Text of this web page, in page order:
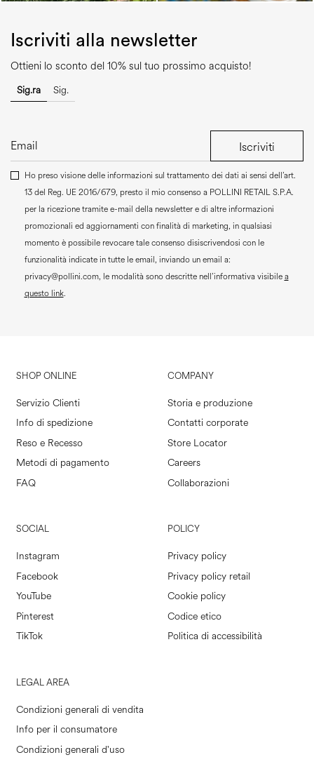
Iscriviti alla newsletter
Ottieni lo sconto del 10% sul tuo prossimo acquisto!
Sig.ra Sig.
Iscriviti
Ho preso visione delle informazioni sul trattamento dei dati ai sensi dell’art.
13 del Reg. UE 2016/679, presto il mio consenso a POLLINI RETAIL S.P.A.
per la ricezione tramite e-mail della newsletter e di altre informazioni
promozionali ed aggiornamenti con finalità di marketing, in qualsiasi
momento è possibile revocare tale consenso disiscrivendosi con le
funzionalità indicate in tutte le email, inviando un email a:
privacy@pollini.com, le modalità sono descritte nell’informativa visibilea
questo link.
SHOP ONLINE
Servizio Clienti
Info di spedizione
Reso e Recesso
Metodi di pagamento
FAQ
COMPANY
Storia e produzione
Contatti corporate
Store Locator
Careers
Collaborazioni
SOCIAL
Instagram
Facebook
YouTube
Pinterest
TikTok
POLICY
Privacy policy
Privacy policy retail
Cookie policy
Codice etico
Politica di accessibilità
LEGAL AREA
Condizioni generali di vendita
Info per il consumatore
Condizioni generali d'uso